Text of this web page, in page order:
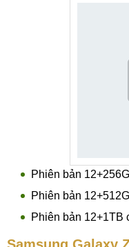
Phiên bản
Phiên bản
Phiên bản 12+1TB